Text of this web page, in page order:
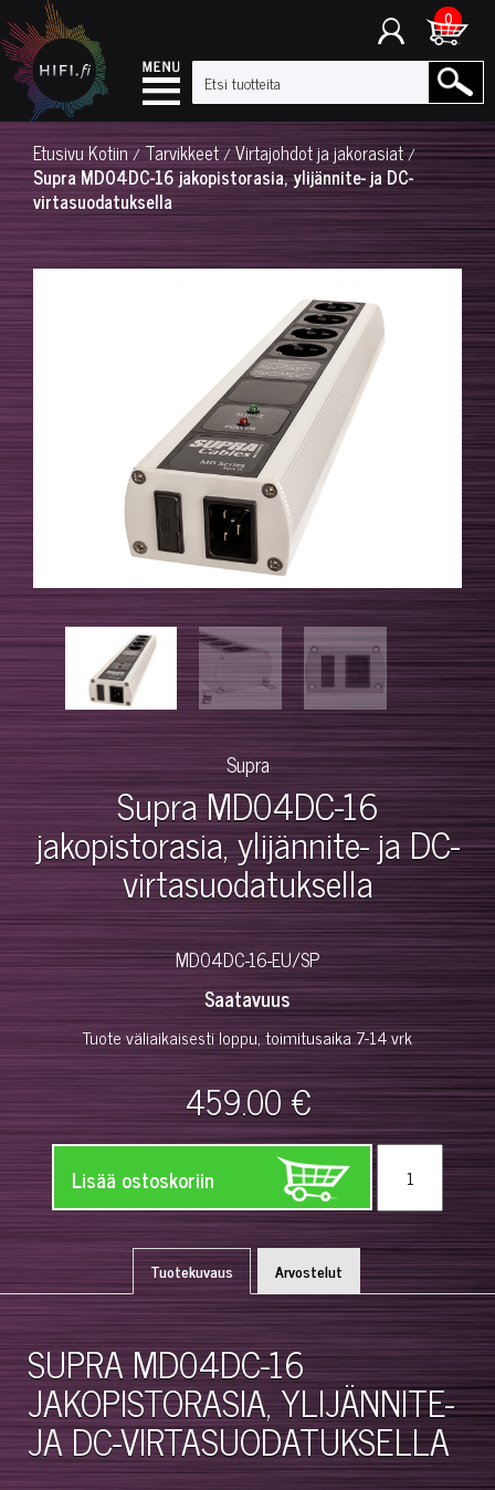
0
EtusivuKotiin/Tarvikkeet/Virtajohdot ja jakorasiat/
Supra MD04DC-16 jakopistorasia, ylijännite- ja DC-
virtasuodatuksella
Supra
Supra MD04DC-16
jakopistorasia, ylijännite- ja DC-
virtasuodatuksella
MD04DC-16-EU/SP
Saatavuus
Tuote väliaikaisesti loppu, toimitusaika 7-14 vrk
459.00 €
Lisää ostoskoriin
Tuotekuvaus Arvostelut
SUPRA MD04DC-16
JAKOPISTORASIA, YLIJÄNNITE-
JA DC-VIRTASUODATUKSELLA